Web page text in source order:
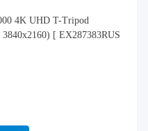
4K UHD T-Tripod
[ EX287383RUS